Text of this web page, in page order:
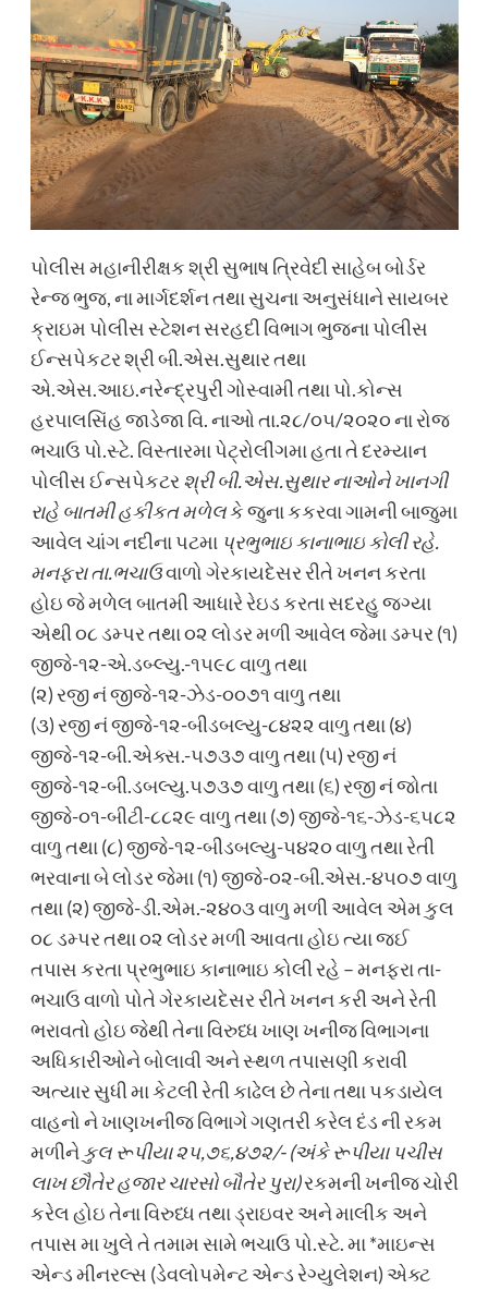
પોલીસ મહાનીરીક્ષક શ્રી સુભાષ ત્રિવેદી સાહેબ બોર્ડર
રેન્જ ભુજ, ના માર્ગદર્શન તથા સુચના અનુસંધાને સાયબર
ક્રાઇમ પોલીસ સ્ટેશન સરહદી વિભાગ ભુજના પોલીસ
ઈન્સપેકટર શ્રી બી.એસ.સુથાર તથા
એ.એસ.આઇ.નરેન્દ્રપુરી ગોસ્વામી તથા પો.કોન્સ
હરપાલસિંહ જાડેજા વિ. નાઓ તા.૨૮/૦૫/૨૦૨૦ ના રોજ
ભચાઉ પો.સ્ટે. વિસ્તારમા પેટ્રોલીંગમા હતા તે દરમ્યાન
પોલીસ ઈન્સપેકટરશ્રી બી.એસ.સુથાર નાઓને ખાનગી
રાહે બાતમી હકીકત મળેલકે જુના કકરવા ગામની બાજુમા
આવેલ ચાંગ નદીના પટમા પ્રભુભાઇ કાનાભાઇ કોલી રહે.
મનફરા તા.ભચાઉવાળો ગેરકાયદેસર રીતે ખનન કરતા
હોઇ જે મળેલ બાતમી આધારે રેઇડ કરતા સદરહુ જગ્યા
એથી ૦૮ ડમ્પર તથા ૦૨ લોડર મળી આવેલ જેમા ડમ્પર (૧)
જીજે-૧૨-એ.ડબ્લ્યુ.-૧૫૯૮ વાળુ તથા
(૨) રજી નં જીજે-૧૨-ઝેડ-૦૦૭૧ વાળુ તથા
(૩) રજી નં જીજે-૧૨-બીડબલ્યુ-૮૪૨૨ વાળુ તથા (૪)
જીજે-૧૨-બી.એક્સ.-૫૭૩૭ વાળુ તથા (૫) રજી નં
જીજે-૧૨-બી.ડબલ્યુ.૫૭૩૭ વાળુ તથા (૬) રજી નં જોતા
જીજે-૦૧-બીટી-૮૮૨૯ વાળુ તથા (૭) જીજે-૧૬-ઝેડ-૬૫૮૨
વાળુ તથા (૮) જીજે-૧૨-બીડબલ્યુ-૫૪૨૦ વાળુ તથા રેતી
ભરવાના બે લોડર જેમા (૧) જીજે-૦૨-બી.એસ.-૪૫૦૭ વાળુ
તથા (૨) જીજે-ડી.એમ.-૨૪૦૩ વાળુ મળી આવેલ એમ કુલ
૦૮ ડમ્પર તથા ૦૨ લોડર મળી આવતા હોઇ ત્યા જઈ
તપાસ કરતા પ્રભુભાઇ કાનાભાઇ કોલી રહે – મનફરા તા-
ભચાઉ વાળો પોતે ગેરકાયદેસર રીતે ખનન કરી અને રેતી
ભરાવતો હોઇ જેથી તેના વિરુધ્ધ ખાણ ખનીજ વિભાગના
અધિકારીઓને બોલાવી અને સ્થળ તપાસણી કરાવી
અત્યાર સુધી મા કેટલી રેતી કાઢેલ છે તેના તથા પકડાયેલ
વાહનો ને ખાણખનીજ વિભાગે ગણતરી કરેલ દંડ ની રકમ
મળીનેકુલ રૂપીયા ૨૫,૭૬,૪૭૨/- (અંકે રૂપીયા પચીસ
લાખ છૌતેર હજાર ચારસો બૌતેર પુરા)રકમની ખનીજ ચોરી
કરેલ હોઇ તેના વિરુધ્ધ તથા ડ્રાઇવર અને માલીક અને
તપાસ મા ખુલે તે તમામ સામે ભચાઉ પો.સ્ટે. મા *માઇન્સ
એન્ડ મીનરલ્સ (ડેવલોપમેન્ટ એન્ડ રેગ્યુલેશન) એક્ટ